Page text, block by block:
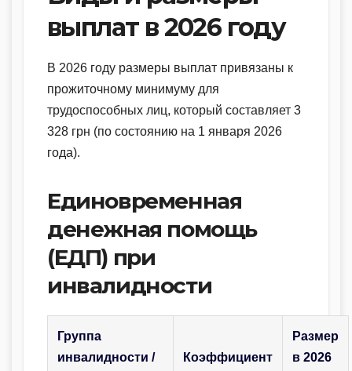
выплат в 2026 году
В 2026 году размеры выплат привязаны к
прожиточному минимуму для
трудоспособных лиц, который составляет 3
328 грн (по состоянию на 1 января 2026
года).
Единовременная
денежная помощь
(ЕДП) при
инвалидности
Группа
инвалидности /
Коэффициент
Размер
в 2026